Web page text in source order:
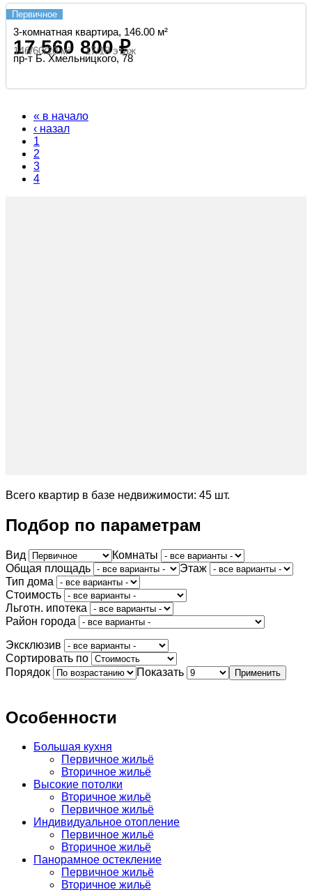
Первичное
3-комнатная квартира, 146.00 м²
17 560 800 ₽
146/60/20 м² 17/18 этаж
пр-т Б. Хмельницкого, 78
Первая
страница
« в начало
Предыдущая
страница
‹ назал
Страница
1
Страница
2
Страница
3
Текущая
4
Всего квартир в базе недвижимости: 45 шт.
Подбор по параметрам
Вид
Комнаты
Общая площадь
Этаж
Тип дома
Стоимость
Льготн. ипотека
Район города
Эксклюзив
Сортировать по
Порядок
Показать
Особенности
Большая кухня
Первичное жильё
Вторичное жильё
Высокие потолки
Вторичное жильё
Первичное жильё
Индивидуальное отопление
Первичное жильё
Вторичное жильё
Панорамное остекление
Первичное жильё
Вторичное жильё